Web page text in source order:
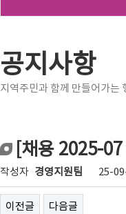
공지사항
지역주민과 함께 만들어가는
[채용 2025-
작성자 경영지원팀 25-
이전글 다음글